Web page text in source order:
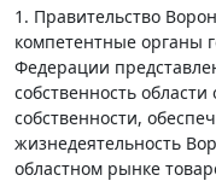
1. Правительство
компетентные органы
Федерации
собственность
собственности,
жизнедеятельность
областном рынке